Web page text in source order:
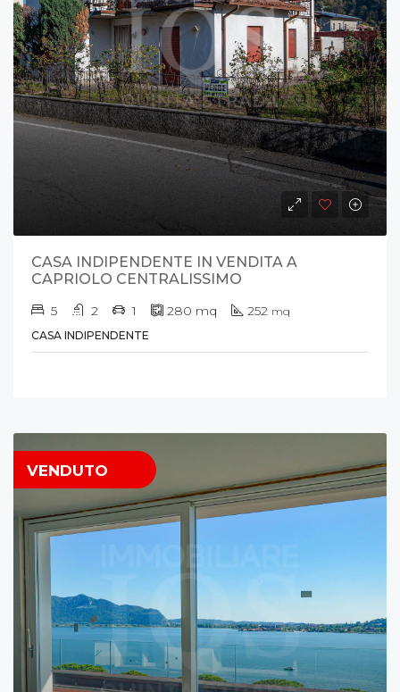
CASA INDIPENDENTE IN VENDITA A
CAPRIOLO CENTRALISSIMO
5 2 1 280 mq 252 mq
CASA INDIPENDENTE
VENDUTO